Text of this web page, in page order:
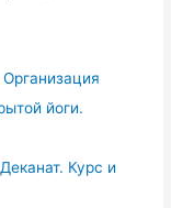
йоги.
Курс и